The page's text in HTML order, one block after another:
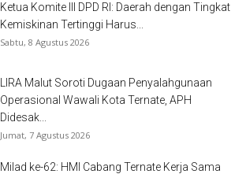
Ketua Komite III DPD RI: Daerah dengan Tingkat
Kemiskinan Tertinggi Harus...
Sabtu, 8 Agustus 2026
LIRA Malut Soroti Dugaan Penyalahgunaan
Operasional Wawali Kota Ternate, APH
Didesak...
Jumat, 7 Agustus 2026
Milad ke-62: HMI Cabang Ternate Kerja Sama